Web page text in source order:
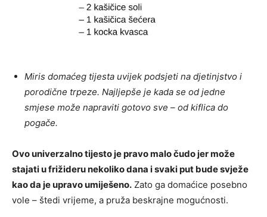
Miris domaćeg tijesta uvijek podsjeti na djetinjstvo i
porodične trpeze. Najljepše je kada se od jedne
smjese može napraviti gotovo sve – od kiflica do
pogače.
Ovo univerzalno tijesto je pravo malo čudo jer može
stajati u frižideru nekoliko dana i svaki put bude svježe
kao da je upravo umiješeno. Zato ga domaćice posebno
vole – štedi vrijeme, a pruža beskrajne mogućnosti.